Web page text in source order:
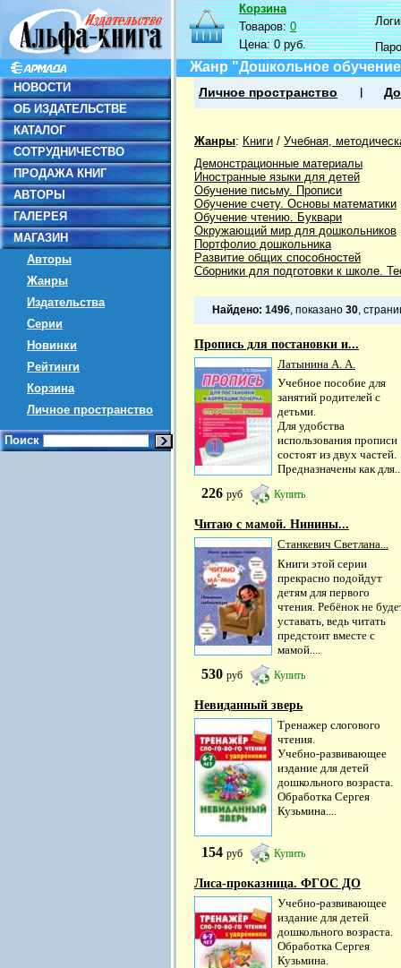
НОВОСТИ
ОБ ИЗДАТЕЛЬСТВЕ
КАТАЛОГ
СОТРУДНИЧЕСТВО
ПРОДАЖА КНИГ
АВТОРЫ
ГАЛЕРЕЯ
МАГАЗИН
Авторы
Жанры
Издательства
Серии
Новинки
Рейтинги
Корзина
Личное пространство
Поиск
Корзина
Товаров:0
Цена:0 руб.
Жанр "Дошкольное
Личное пространство
Жанры: Книги / Учебная,
Демонстрационные материалы
Иностранные языки для детей
Обучение письму. Прописи
Обучение счету. Основы математики
Обучение чтению. Буквари
Окружающий мир для дошкольников
Портфолио дошкольника
Развитие общих способностей
Сборники для подготовки к школе.
Найдено: 1496, показано 30,
Пропись для постановки и...
Латынина А. А.
Учебное пособие для
занятий родителей с
детьми.
Для удобства
использования прописи
состоят из двух частей.
Предназначены как
226 руб Купить
Читаю с мамой. Нинины...
Станкевич Светлана...
Книги этой серии
прекрасно подойдут
детям для первого
чтения. Ребёнок не
уставать, ведь читать
предстоит вместе с
мамой....
530 руб Купить
Невиданный зверь
Тренажер слогового
чтения.
Учебно-развивающее
издание для детей
дошкольного возраста.
Обработка Сергея
Кузьмина....
154 руб Купить
Лиса-проказница. ФГОС ДО
Учебно-развивающее
издание для детей
дошкольного возраста.
Обработка Сергея
Кузьмина.